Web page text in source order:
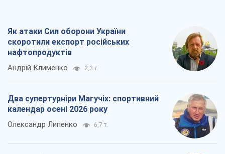
Як атаки Сил оборони України
скоротили експорт російських
нафтопродуктів
Андрій Клименко 2,3 т.
Два супертурніри Магучіх: спортивний
календар осені 2026 року
Олександр Липенко 6,7 т.